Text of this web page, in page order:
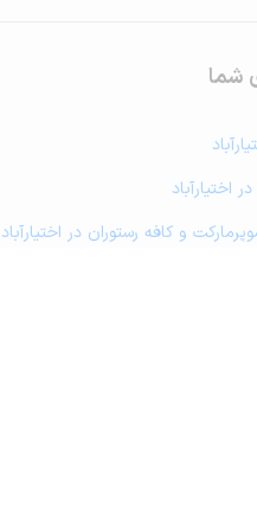
شما
اختیارآباد
و کافه رستوران در اختیارآباد